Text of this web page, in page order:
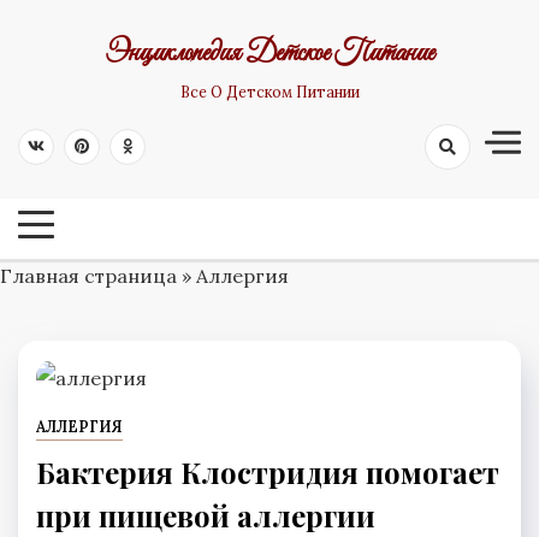
Энциклопедия Детское Питание
Все О Детском Питании
Главная страница » Аллергия
АЛЛЕРГИЯ
Бактерия Клостридия помогает
при пищевой аллергии